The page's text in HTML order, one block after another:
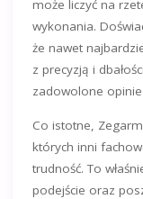
może liczyć na
wykonania.
że nawet
z precyzją i
zadowolone
Co istotne,
których inni
trudność. To
podejście oraz